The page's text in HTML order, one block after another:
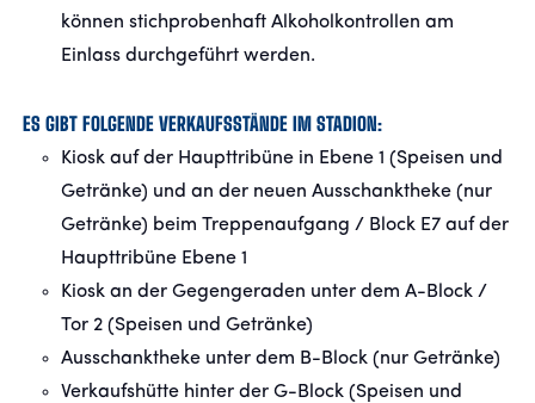
können stichprobenhaft Alkoholkontrollen am
Einlass durchgeführt werden.
ES GIBT FOLGENDE VERKAUFSSTÄNDE IM STADION:
Kiosk auf der Haupttribüne in Ebene 1 (Speisen und
Getränke) und an der neuen Ausschanktheke (nur
Getränke) beim Treppenaufgang / Block E7 auf der
Haupttribüne Ebene 1
Kiosk an der Gegengeraden unter dem A-Block /
Tor 2 (Speisen und Getränke)
Ausschanktheke unter dem B-Block (nur Getränke)
Verkaufshütte hinter der G-Block (Speisen und